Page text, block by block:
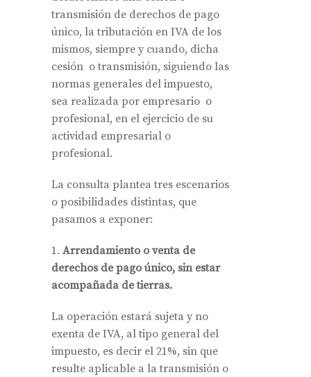
transmisión de derechos de pago
único, la tributación en IVA de los
mismos, siempre y cuando, dicha
cesión o transmisión, siguiendo las
normas generales del impuesto,
sea realizada por empresario o
profesional, en el ejercicio de su
actividad empresarial o
profesional.
La consulta plantea tres escenarios
o posibilidades distintas, que
pasamos a exponer:
Arrendamiento o venta de
derechos de pago único, sin estar
acompañada de tierras.
La operación estará sujeta y no
exenta de IVA, al tipo general del
impuesto, es decir el 21%, sin que
resulte aplicable a la transmisión o